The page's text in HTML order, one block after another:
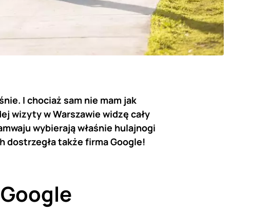
I chociaż sam nie mam jak
wizyty w Warszawie widzę cały
wybierają właśnie hulajnogi
dostrzegła także firma Google!